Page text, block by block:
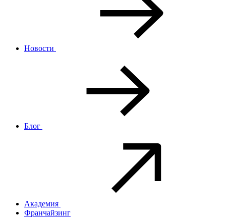
Новости
Блог
Академия
Франчайзинг